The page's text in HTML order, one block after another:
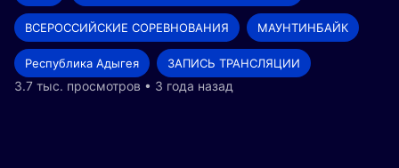
ВСЕРОССИЙСКИЕ СОРЕВНОВАНИЯ МАУНТИНБАЙК
Республика Адыгея ЗАПИСЬ ТРАНСЛЯЦИИ
3.7 тыс. просмотров • 3 года назад